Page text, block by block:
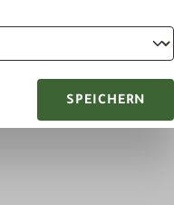
250g
SPEICHERN